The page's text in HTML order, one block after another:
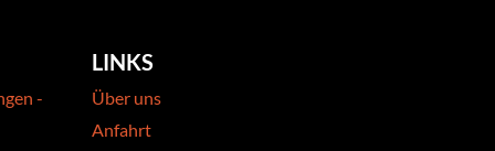
-
LINKS
Über uns
Anfahrt